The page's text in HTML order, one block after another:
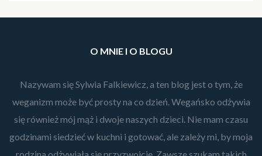
O MNIE I O BLOGU
Nazywam się Sylwia Falkiewicz, a ten blog jest o tym, że
weganizm może być prosty na co dzień. Wegańsko odżywia
się również mój mąż i dwoje naszych dzieci. Nie mam czasu
godzinami siedzieć w kuchni i gotować, ale zależy mi, by moja